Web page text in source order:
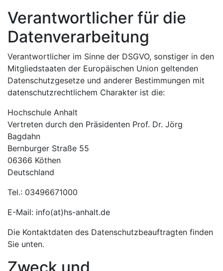
Verantwortlicher für die
Datenverarbeitung
Verantwortlicher im Sinne der DSGVO, sonstiger in den
Mitgliedstaaten der Europäischen Union geltenden
Datenschutzgesetze und anderer Bestimmungen mit
datenschutzrechtlichem Charakter ist die:
Hochschule Anhalt
Vertreten durch den Präsidenten Prof. Dr. Jörg
Bagdahn
Bernburger Straße 55
06366 Köthen
Deutschland
Tel.: 03496671000
E-Mail: info(at)hs-anhalt.de
Die Kontaktdaten des Datenschutzbeauftragten finden
Sie unten.